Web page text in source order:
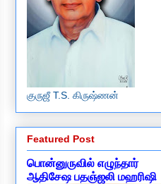
குருஜீ T.S. கிருஷ்ணன்
Featured Post
பொன்னுருவில் எழுந்தார்
ஆதிசேஷ பதஞ்ஜலி மஹரிஷி